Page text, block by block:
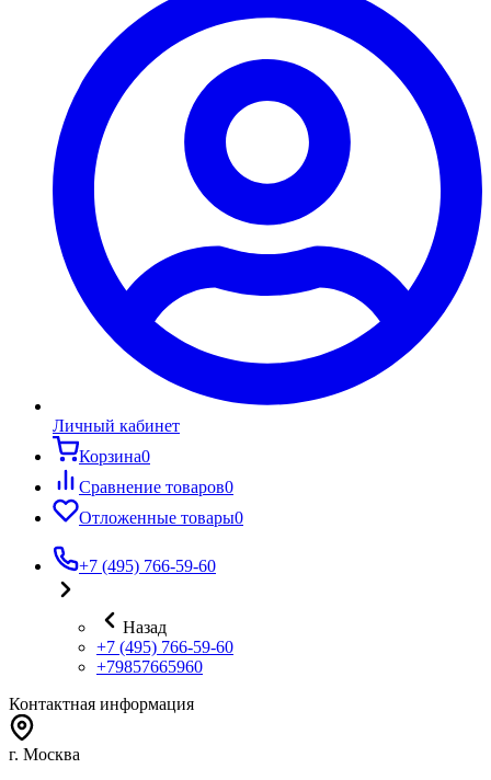
Личный кабинет
Корзина0
Сравнение товаров0
Отложенные товары0
+7 (495) 766-59-60
Назад
+7 (495) 766-59-60
+79857665960
Контактная информация
г. Москва